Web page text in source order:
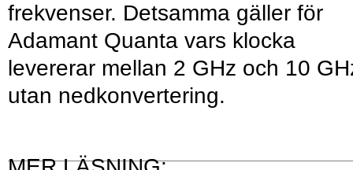
frekvenser. Detsamma gäller för
Adamant Quanta vars klocka
levererar mellan 2 GHz och 10
utan nedkonvertering.